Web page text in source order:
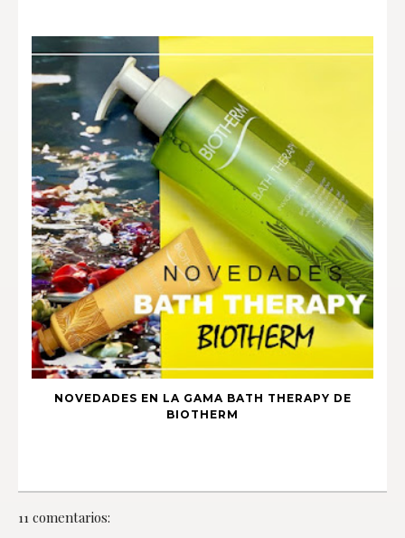
NOVEDADES EN LA GAMA BATH THERAPY DE
BIOTHERM
11 comentarios: